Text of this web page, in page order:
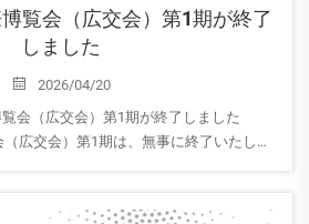
覧会（広交会）第1期が終了
しました
2026/04/20
会（広交会）第1期が終了しました
広交会）第1期は、無事に終了いたしま
いう、非常に貴重な機会となりました…